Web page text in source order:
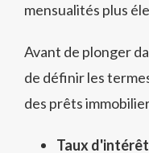
mensualités plus
Avant de plonger
de définir les
des prêts
Taux